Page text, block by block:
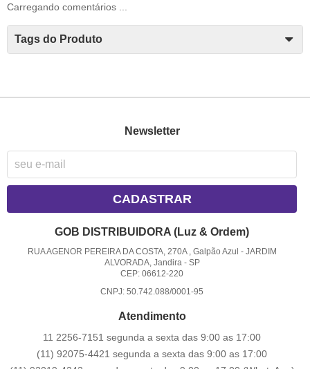
Carregando comentários ...
Tags do Produto
Newsletter
CADASTRAR
GOB DISTRIBUIDORA (Luz & Ordem)
RUA AGENOR PEREIRA DA COSTA, 270A , Galpão Azul - JARDIM
ALVORADA, Jandira- SP
CEP: 06612-220
CNPJ: 50.742.088/0001-95
Atendimento
11 2256-7151 segunda a sexta das 9:00 as 17:00
(11) 92075-4421 segunda a sexta das 9:00 as 17:00